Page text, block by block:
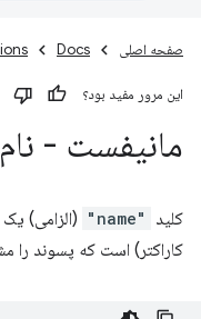
صفحه اصلی Docs
این مرور مفید بود؟
مانیفست - نام
کلید "name"
کاراکتر) است که پسوند